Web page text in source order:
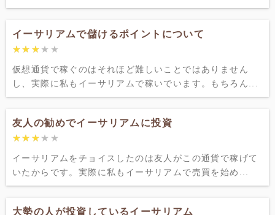
イーサリアムで儲けるポイントについて
★★★★★
★★★★★
仮想通貨で稼ぐのはそれほど難しいことではありません
し、実際に私もイーサリアムで稼いでいます。もちろん...
友人の勧めでイーサリアムに投資
★★★★★
★★★★★
イーサリアムをチョイスしたのは友人がこの通貨で稼げて
いたからです。実際に私もイーサリアムで売買を始め...
大勢の人が投資しているイーサリアム